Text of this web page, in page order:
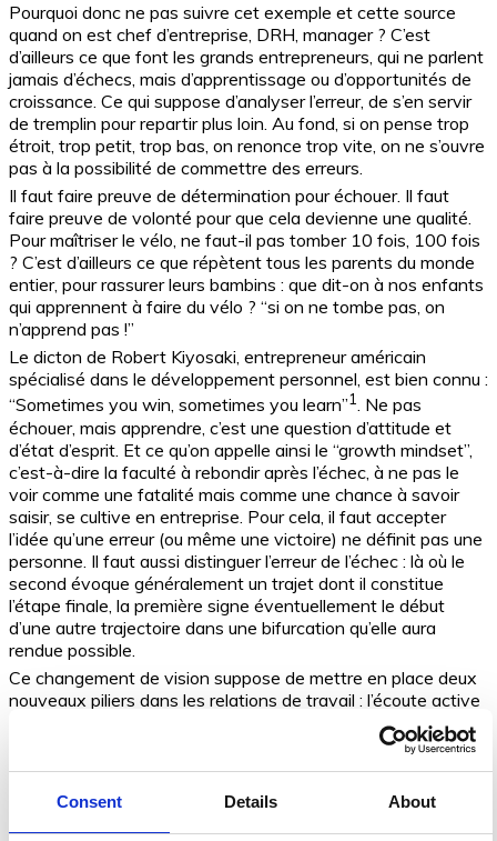
Consent Details About
Pourquoi donc ne pas suivre cet exemple et cette source
quand on est chef d’entreprise, DRH, manager ? C’est
d’ailleurs ce que font les grands entrepreneurs, qui ne parlent
jamais d’échecs, mais d’apprentissage ou d’opportunités de
croissance. Ce qui suppose d’analyser l’erreur, de s’en servir
de tremplin pour repartir plus loin. Au fond, si on pense trop
étroit, trop petit, trop bas, on renonce trop vite, on ne s’ouvre
pas à la possibilité de commettre des erreurs.
Il faut faire preuve de détermination pour échouer. Il faut
faire preuve de volonté pour que cela devienne une qualité.
Pour maîtriser le vélo, ne faut-il pas tomber 10 fois, 100 fois
? C’est d’ailleurs ce que répètent tous les parents du monde
entier, pour rassurer leurs bambins : que dit-on à nos enfants
qui apprennent à faire du vélo ? “si on ne tombe pas, on
n’apprend pas !”
Le dicton de Robert Kiyosaki, entrepreneur américain
spécialisé dans le développement personnel, est bien connu :
“Sometimes you win, sometimes you learn”1. Ne pas
échouer, mais apprendre, c’est une question d’attitude et
d’état d’esprit. Et ce qu’on appelle ainsi le “growth mindset”,
c’est-à-dire la faculté à rebondir après l’échec, à ne pas le
voir comme une fatalité mais comme une chance à savoir
saisir, se cultive en entreprise. Pour cela, il faut accepter
l’idée qu’une erreur (ou même une victoire) ne définit pas une
personne. Il faut aussi distinguer l’erreur de l’échec : là où le
second évoque généralement un trajet dont il constitue
l’étape finale, la première signe éventuellement le début
d’une autre trajectoire dans une bifurcation qu’elle aura
rendue possible.
Ce changement de vision suppose de mettre en place deux
nouveaux piliers dans les relations de travail : l’écoute active
et l’empathie. Autrement dit, quand quelqu’un échoue, inutile
de le blâmer : le plus intéressant est de lui demander ce qu’il
a appris. Il faut développer une ouverture d’esprit, pour voir si
au contraire, de la reconnaître et d’apprendre.